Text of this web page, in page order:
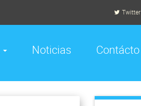
Twitter
Noticias Contácto